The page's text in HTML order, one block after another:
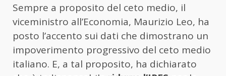
Sempre a proposito del ceto medio, il
viceministro all’Economia, Maurizio Leo, ha
posto l’accento sui dati che dimostrano un
impoverimento progressivo del ceto medio
italiano. E, a tal proposito, ha dichiarato